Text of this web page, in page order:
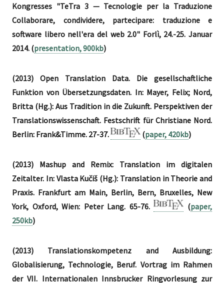
Kongresses "TeTra 3 — Tecnologie per la Traduzione
Collaborare, condividere, partecipare: traduzione e
software libero nell'era del web 2.0" Forlì, 24.-25. Januar
2014. (presentation, 900kb)
(2013) Open Translation Data. Die gesellschaftliche
Funktion von Übersetzungsdaten. In: Mayer, Felix; Nord,
Britta (Hg.): Aus Tradition in die Zukunft. Perspektiven der
Translationswissenschaft. Festschrift für Christiane Nord.
Berlin: Frank&Timme. 27-37.
(paper, 420kb)
(2013) Mashup and Remix: Translation im digitalen
Zeitalter. In: Vlasta Kučiš (Hg.): Translation in Theorie and
Praxis. Frankfurt am Main, Berlin, Bern, Bruxelles, New
York, Oxford, Wien: Peter Lang. 65-76.
(paper,
250kb)
(2013) Translationskompetenz and Ausbildung:
Globalisierung, Technologie, Beruf. Vortrag im Rahmen
der VII. Internationalen Innsbrucker Ringvorlesung zur